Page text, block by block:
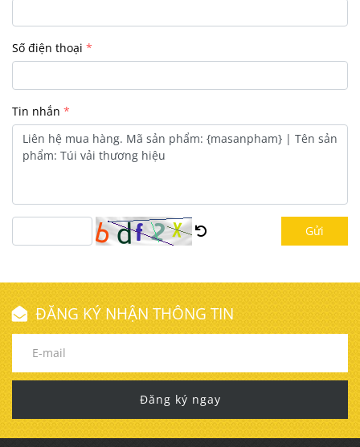
Số điện thoại
Tin nhắn
Gửi
ĐĂNG KÝ NHẬN THÔNG TIN
Đăng ký ngay